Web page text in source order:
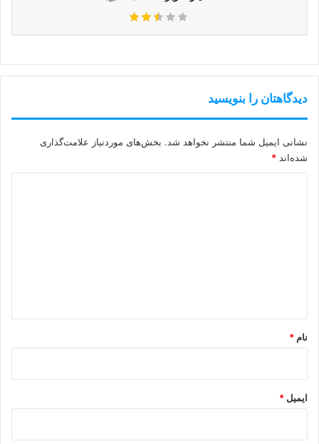
دیدگاهتان را بنویسید
نشانی ایمیل شما منتشر نخواهد شد. بخش‌های موردنیاز علامت‌گذاری
شده‌اند *
نام *
ایمیل *